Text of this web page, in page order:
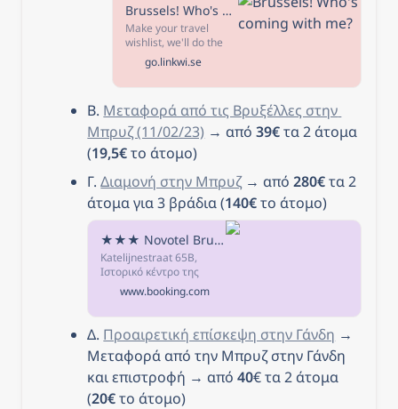
Brussels! Who's coming with me?
Make your travel
wishlist, we'll do the
rest Kiwi-Code
uncovers prices
airlines don't want you
filters to tailor your
search. Look out for
the travel hack star
icon for even cheaper
go.linkwi.se
Β. Μεταφορά από τις Βρυξέλλες στην
Μπρυζ (11/02/23) → από 39€ τα 2 άτομα
(19,5€ το άτομο)
Γ. Διαμονή στην Μπρυζ → από 280€ τα 2
άτομα για 3 βράδια (140€ το άτομο)
★★★ Novotel Brugge Centrum, Μπριζ, Βέλγιο
Katelijnestraat 65B,
Ιστορικό κέντρο της
Μπριζ, 8000 Μπριζ,
Βέλγιο - Εξαιρετική
τοποθεσία -
βαθμολογήθηκε με
9,2/10! (βαθμολογία από
2660 σχόλια)
Βαθμολογήθηκε από
επισκέπτες, μετά από τη
διαμονή τους στο
www.booking.com
Δ. Προαιρετική επίσκεψη στην Γάνδη →
Μεταφορά από την Μπρυζ στην Γάνδη
και επιστροφή → από 40€ τα 2 άτομα
(20€ το άτομο)